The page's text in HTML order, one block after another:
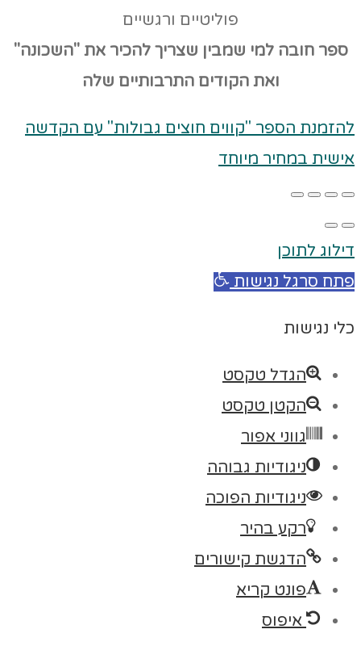
פוליטיים ורגשיים
ספר חובה למי שמבין שצריך להכיר את "השכונה"
ואת הקודים התרבותיים שלה
להזמנת הספר "קווים חוצים גבולות" עם הקדשה
אישית במחיר מיוחד
דילוג לתוכן
פתח סרגל נגישות
כלי נגישות
הגדל טקסט
הקטן טקסט
גווני אפור
ניגודיות גבוהה
ניגודיות הפוכה
רקע בהיר
הדגשת קישורים
פונט קריא
איפוס